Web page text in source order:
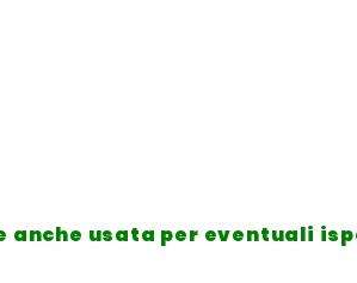
anche usata per eventuali